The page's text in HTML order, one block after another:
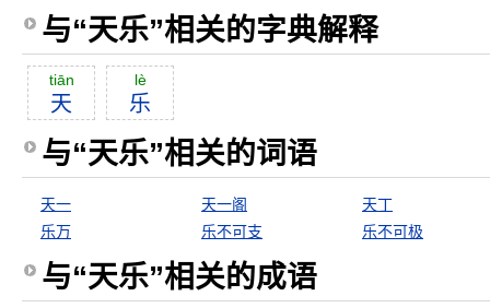
与“天乐”相关的字典解释
tiān
天
lè
乐
与“天乐”相关的词语
天一 天一阁
天丁
乐万
乐不可支 乐不可极
与“天乐”相关的成语